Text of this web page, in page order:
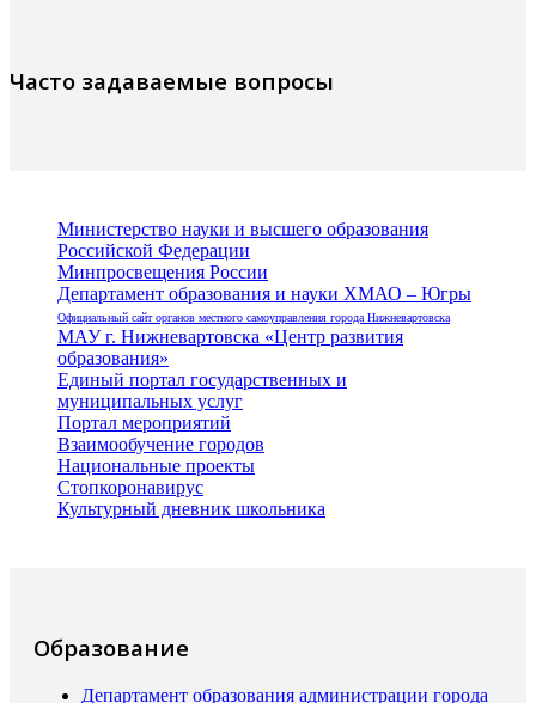
Часто задаваемые вопросы
Министерство науки и высшего образования
Российской Федерации
Минпросвещения России
Департамент образования и науки ХМАО – Югры
Официальный сайт органов местного самоуправления города Нижневартовска
МАУ г. Нижневартовска «Центр развития
образования»
Единый портал государственных и
муниципальных услуг
Портал мероприятий
Взаимообучение городов
Национальные проекты
Стопкоронавирус
Культурный дневник школьника
Образование
Департамент образования администрации города